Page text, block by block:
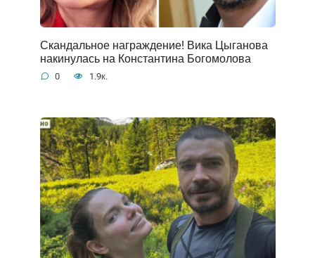
Скандальное награждение! Вика Цыганова
накинулась на Константина Богомолова
0 1.9к.